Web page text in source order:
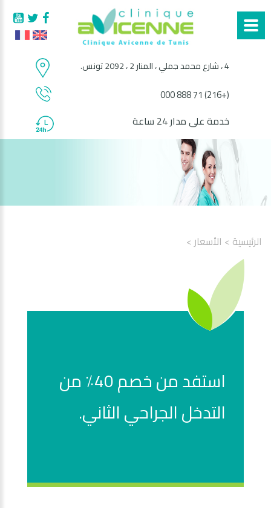
4 ، شارع محمد جملي ، المنار 2 ، 2092 تونس.
(+216) 71 888 000
خدمة على مدار 24 ساعة
الرئيسية > الأسعار >
استفد من خصم 40٪ من
التدخل الجراحي الثاني.